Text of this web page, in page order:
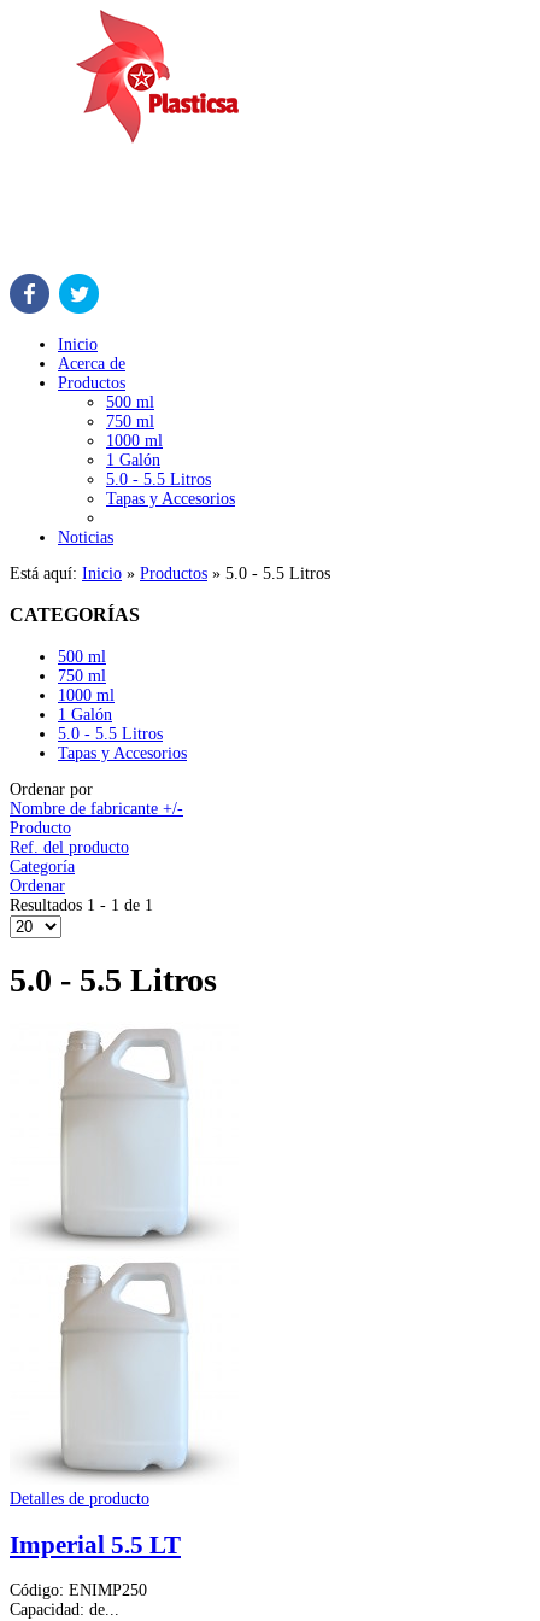
Inicio
Acerca de
Productos
500 ml
750 ml
1000 ml
1 Galón
5.0 - 5.5 Litros
Tapas y Accesorios
Noticias
Está aquí: Inicio » Productos » 5.0 - 5.5 Litros
CATEGORÍAS
500 ml
750 ml
1000 ml
1 Galón
5.0 - 5.5 Litros
Tapas y Accesorios
Ordenar por
Nombre de fabricante +/-
Producto
Ref. del producto
Categoría
Ordenar
Resultados 1 - 1 de 1
5.0 - 5.5 Litros
Detalles de producto
Imperial 5.5 LT
Código: ENIMP250
Capacidad: de...